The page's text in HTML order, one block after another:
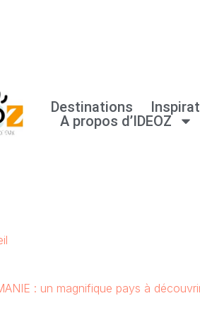
Destinations
A propos d’IDEOZ
: un magnifique pays à